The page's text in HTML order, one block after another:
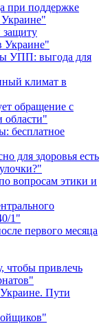
при поддержке
Украине"
защиту
Украине"
УПП: выгода для
климат в
обращение с
области"
бесплатное
для здоровья есть
вопросам этики и
1"
первого месяца
чтобы привлечь
Пути